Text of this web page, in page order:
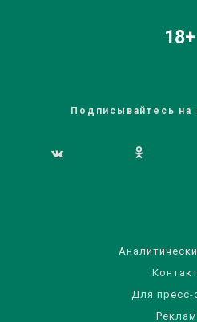
18+
Подписывайтесь на
Для пресс-